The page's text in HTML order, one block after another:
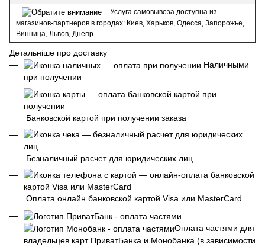
Услуга самовывоза доступна из
магазинов-партнеров в городах: Киев, Харьков, Одесса, Запорожье,
Винница, Львов, Днепр.
Детальніше про доставку
Наличными
при получении
Банковской картой при получении заказа
Безналичный расчет для юридических лиц
Оплата онлайн банковской картой Visa или MasterCard
Оплата частями для
владельцев карт ПриватБанка и Монобанка (в зависимости